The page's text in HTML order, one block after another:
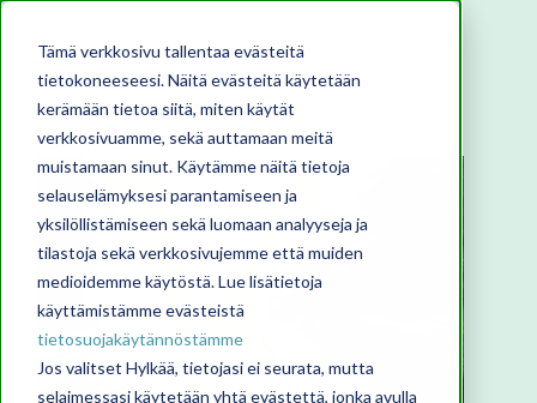
Tämä verkkosivu tallentaa evästeitä
tietokoneeseesi. Näitä evästeitä käytetään
kerämään tietoa siitä, miten käytät
verkkosivuamme, sekä auttamaan meitä
muistamaan sinut. Käytämme näitä tietoja
selauselämyksesi parantamiseen ja
yksilöllistämiseen sekä luomaan analyyseja ja
tilastoja sekä verkkosivujemme että muiden
medioidemme käytöstä. Lue lisätietoja
käyttämistämme evästeistä
tietosuojakäytännöstämme
Jos valitset Hylkää, tietojasi ei seurata, mutta
selaimessasi käytetään yhtä evästettä, jonka avulla